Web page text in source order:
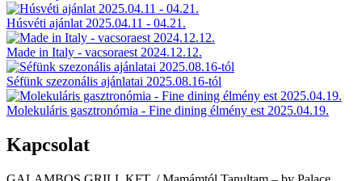
Húsvéti ajánlat 2025.04.11 - 04.21.
Made in Italy - vacsoraest 2024.12.12.
Séfünk szezonális ajánlatai 2025.08.16-tól
Molekuláris gasztronómia - Fine dining élmény est 2025.04.19.
Kapcsolat